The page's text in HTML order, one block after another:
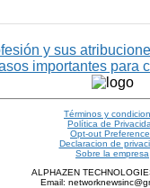
y sus
importantes para
Términos y
Política de
Opt-out
Declaracion de
Sobre la empresa
ALPHAZEN
Email: